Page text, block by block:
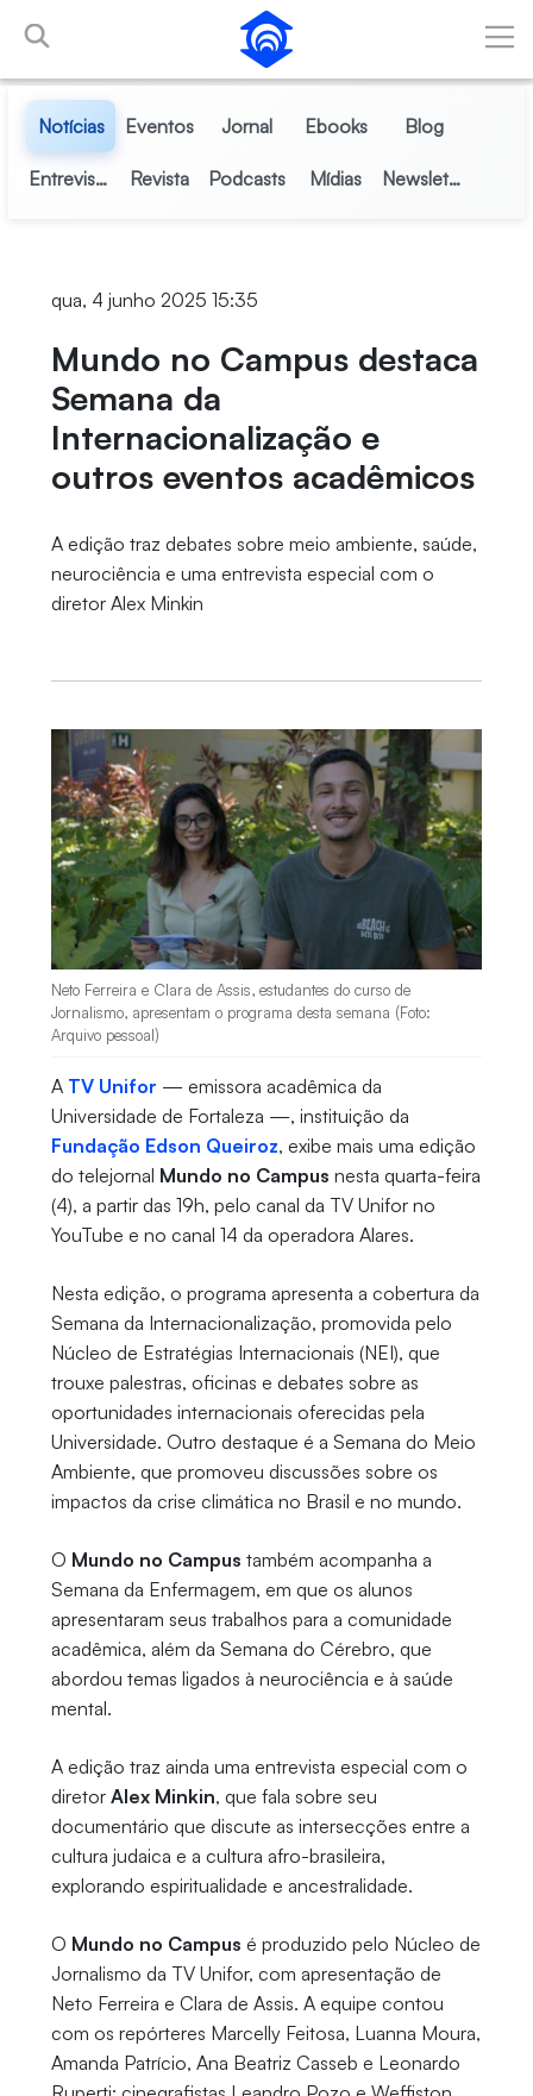
Pular para o Conteúdo principal
Notícias Eventos Jornal Ebooks Blog
Entrevistas Revista Podcasts Mídias Newsletter
qua, 4 junho 2025 15:35
Mundo no Campus destaca
Semana da
Internacionalização e
outros eventos acadêmicos
A edição traz debates sobre meio ambiente, saúde,
neurociência e uma entrevista especial com o
diretor Alex Minkin
Neto Ferreira e Clara de Assis, estudantes do curso de
Jornalismo, apresentam o programa desta semana (Foto:
Arquivo pessoal)
A TV Unifor — emissora acadêmica da
Universidade de Fortaleza —, instituição da
Fundação Edson Queiroz, exibe mais uma edição
do telejornal Mundo no Campus nesta quarta-feira
(4), a partir das 19h, pelo canal da TV Unifor no
YouTube e no canal 14 da operadora Alares.
Nesta edição, o programa apresenta a cobertura da
Semana da Internacionalização, promovida pelo
Núcleo de Estratégias Internacionais (NEI), que
trouxe palestras, oficinas e debates sobre as
oportunidades internacionais oferecidas pela
Universidade. Outro destaque é a Semana do Meio
Ambiente, que promoveu discussões sobre os
impactos da crise climática no Brasil e no mundo.
O Mundo no Campus também acompanha a
Semana da Enfermagem, em que os alunos
apresentaram seus trabalhos para a comunidade
acadêmica, além da Semana do Cérebro, que
abordou temas ligados à neurociência e à saúde
mental.
A edição traz ainda uma entrevista especial com o
diretor Alex Minkin, que fala sobre seu
documentário que discute as intersecções entre a
cultura judaica e a cultura afro-brasileira,
explorando espiritualidade e ancestralidade.
O Mundo no Campus é produzido pelo Núcleo de
Jornalismo da TV Unifor, com apresentação de
Neto Ferreira e Clara de Assis. A equipe contou
com os repórteres Marcelly Feitosa, Luanna Moura,
Amanda Patrício, Ana Beatriz Casseb e Leonardo